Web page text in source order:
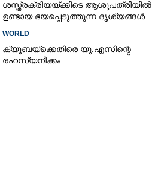
ശസ്ത്രക്രിയ‌യ്‌ക്കി‌ടെ ആശുപത്രിയിൽ
ഉണ്ടായ ഭയപ്പെടുത്തുന്ന ദൃശ്യങ്ങൾ
WORLD
ക്യൂബയ്‌ക്കെതിരെ യു.എസിന്റെ
രഹസ്യനീക്കം